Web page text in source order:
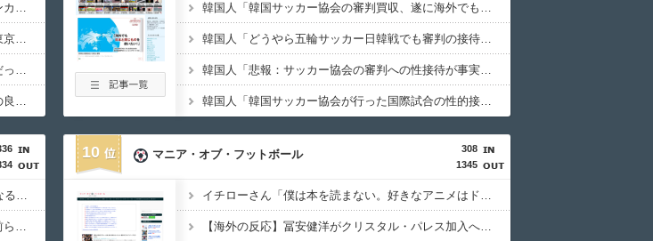
「これは素晴らしい！」（海外の反応） 海外の反応スポーツ
国人団体客と口論になった理由がこちら・・・」 コリアル
へ「アーセナルサポの好きなクラブで良かった」
韓国人「韓国サッカー協会が行った国際試合の性的接待の全容がこちら…」→「完全に買収してる…（ﾌﾞﾙﾌﾞﾙ」＝韓国の反応 海外トークログ
カップリングらしい…」
海外「日本なんて行くんじゃなかった…」 日本を知ってしまったディズニー信者、帰国後『本家』に失望する事態に パンドラの憂鬱
ウントダウンに海外興味津々！（海外の反応） 海外のお前ら
海外「日本旅行で捺してきたスタンプをクッションカバーにしてみた！」一風変わった日本旅行の記念品のアイディアに対する海外の反応
海外「日本ではあらゆる趣味の店が見つかる！」東京にあるカントリーミュージックの生演奏が聞けるバーに対する海外の反応
海外「日本でクルーズ旅行をした人はいる？どうだった？」近年人気が急上昇している豪華客船による日本クルーズ旅行に対する海外の反応
海外「日本の夏には夏の良さがある！」日本の夏の良い所に対する海外の反応
韓国人「韓国サッカー協会の審判買収、遂に海外でも話題に…」→「2002年の栄光まで疑われる…（ﾌﾞﾙﾌﾞﾙ」＝韓国の反応
韓国人「どうやら五輪サッカー日韓戦でも審判の接待があった模様…」→「メダル剥奪なのでは…？（ﾌﾞﾙﾌﾞﾙ」＝韓国の反応
韓国人「悲報：サッカー協会の審判への性接待が事実の場合、国際試合の出場権を完全剥奪される模様…（ﾌﾞﾙﾌﾞﾙ」＝韓国の反応
韓国人「韓国サッカー協会が行った国際試合の性的接待の全容がこちら…」→「完全に買収してる…（ﾌﾞﾙﾌﾞﾙ」＝韓国の反応
海外「日本のパチコン企業が過去10年間で半分となる。日本にとって良いことだな」
外国人「日本の入国管理局で腹が立ったことはお前らがちゃんと列に並ばないことだ」
10
308
1345
マニア・オブ・フットボール
イチローさん「僕は本を読まない。好きなアニメはドラゴンボール」【海外の反応】
【海外の反応】冨安健洋がクリスタル・パレス加入へ「アーセナルサポの好きなクラブで良かった」